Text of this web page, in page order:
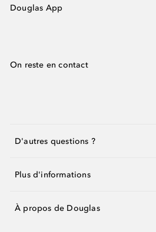
Douglas App
On reste en contact
D'autres questions ?
Plus d'informations
À propos de Douglas